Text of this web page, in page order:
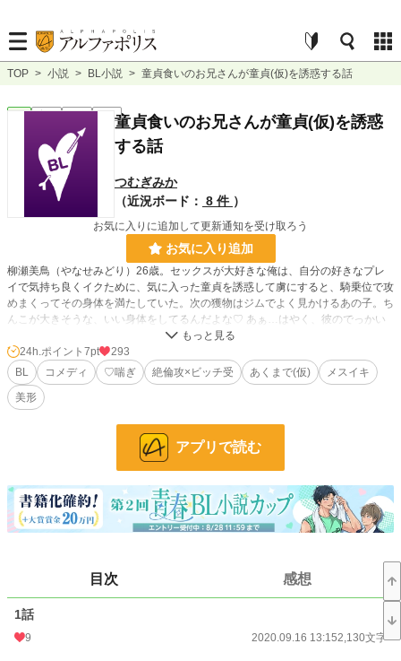
TOP > 小説 > BL小説 > 童貞食いのお兄さんが童貞(仮)を誘惑する話
BL 完結 短編
童貞食いのお兄さんが童貞(仮)を誘惑
する話
つむぎみか
（近況ボード： 8 件 ）
お気に入りに追加して更新通知を受け取ろう
お気に入り追加
柳瀬美鳥（やなせみどり）26歳。セックスが大好きな俺は、自分の好きなプレ
イで気持ち良くイクために、気に入った童貞を誘惑して虜にすると、騎乗位で攻
めまくってその身体を満たしていた。次の獲物はジムでよく見かけるあの子。ち
んこが大きそうな、いい身体をしてるんだよな♡ あぁ…はやく、彼のでっかい
童貞食いを信条としているビッチなお兄さんが、童貞(仮)のイケメン大学生を美
味しくいただいちゃったり、いただかれちゃったりする話。
(仮)なところでどうぞお察しください。
※予告なしにR18表現が入ります。
※初っ端からビッチ受が攻めとは別の男と致しています。他の人との行為を連想
させるような台詞も多用していますので、苦手な方はご注意ください。
9,994 位 / 31,393 件
お気に入り
24h.ポイント
24h.ポイント 7pt
293
BL
コメディ ♡喘ぎ 絶倫攻×ビッチ受 あくまで(仮)
メスイキ
美形
アプリで読む
目次 感想
1話
9 2020.09.16 13:152,130文字